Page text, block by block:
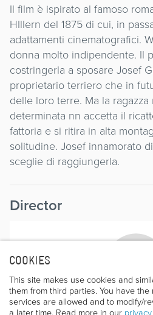
COOKIES
This site makes use cookies and
them from third parties. You have
services are allowed and to modify/
a later time. Read more in our
Il film è ispirato al famoso
HIllern del 1875 di cui, in
adattamenti cinematografici.
donna molto indipendente. Il
costringerla a sposare Josef
proprietario terriero che in
delle loro terre. Ma la
determinata nn accetta il
fattoria e si ritira in alta
solitudine. Josef innamorato
sceglie di raggiungerla.
Director
PETER